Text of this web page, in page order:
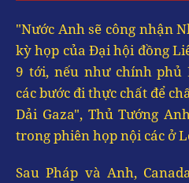
"Nước Anh sẽ công nhận
kỳ họp của Đại hội đồng
9 tới, nếu như chính phủ
các bước đi thực chất để
Dải Gaza", Thủ Tướng
trong phiên họp nội các ở
Sau Pháp và Anh,